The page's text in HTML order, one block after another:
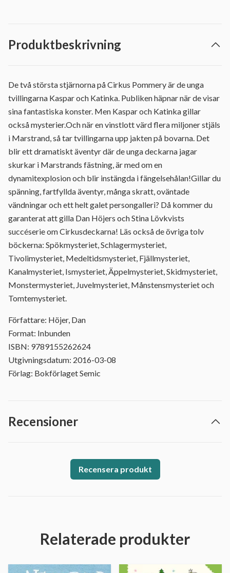
Produktbeskrivning
De två största stjärnorna på Cirkus Pommery är de unga
tvillingarna Kaspar och Katinka. Publiken häpnar när de visar
sina fantastiska konster. Men Kaspar och Katinka gillar
också mysterier.Och när en vinstlott värd flera miljoner stjäls
i Marstrand, så tar tvillingarna upp jakten på bovarna. Det
blir ett dramatiskt äventyr där de unga deckarna jagar
skurkar i Marstrands fästning, är med om en
dynamitexplosion och blir instängda i fängelsehålan!Gillar du
spänning, fartfyllda äventyr, många skratt, oväntade
vändningar och ett helt galet persongalleri? Då kommer du
garanterat att gilla Dan Höjers och Stina Lövkvists
succéserie om Cirkusdeckarna! Läs också de övriga tolv
böckerna: Spökmysteriet, Schlagermysteriet,
Tivolimysteriet, Medeltidsmysteriet, Fjällmysteriet,
Kanalmysteriet, Ismysteriet, Äppelmysteriet, Skidmysteriet,
Monstermysteriet, Juvelmysteriet, Månstensmysteriet och
Tomtemysteriet.
Författare: Höjer, Dan
Format: Inbunden
ISBN: 9789155262624
Utgivningsdatum: 2016-03-08
Förlag: Bokförlaget Semic
Recensioner
Recensera produkt
Relaterade produkter